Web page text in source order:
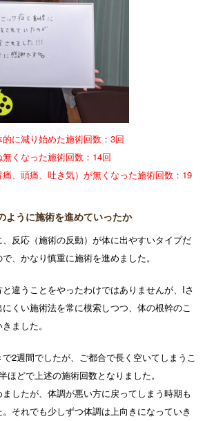
に減り始めた施術回数：3回
くなった施術回数：14回
、頭痛、吐き気）が無くなった施術回数：19
ように施術を進めていったか
反応（施術の反動）が体に出やすいタイプだ
、かなり慎重に施術を進めました。
違うことをやったわけではありませんが、Iさ
くい施術法を常に模索しつつ、体の根幹のこ
ました。
2週間でしたが、ご都合で長く空いてしまうこ
ほどで上述の施術回数となりました。
したが、体調が悪い方に戻ってしまう時期も
それでも少しずつ体調は上向きになっていき